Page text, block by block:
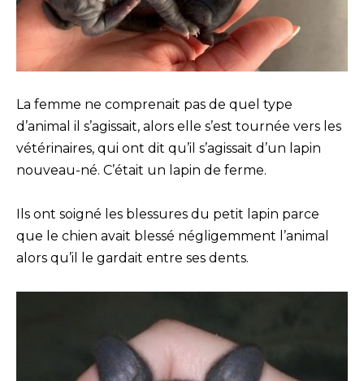
La femme ne comprenait pas de quel type
d’animal il s’agissait, alors elle s’est tournée vers les
vétérinaires, qui ont dit qu’il s’agissait d’un lapin
nouveau-né. C’était un lapin de ferme.
Ils ont soigné les blessures du petit lapin parce
que le chien avait blessé négligemment l’animal
alors qu’il le gardait entre ses dents.